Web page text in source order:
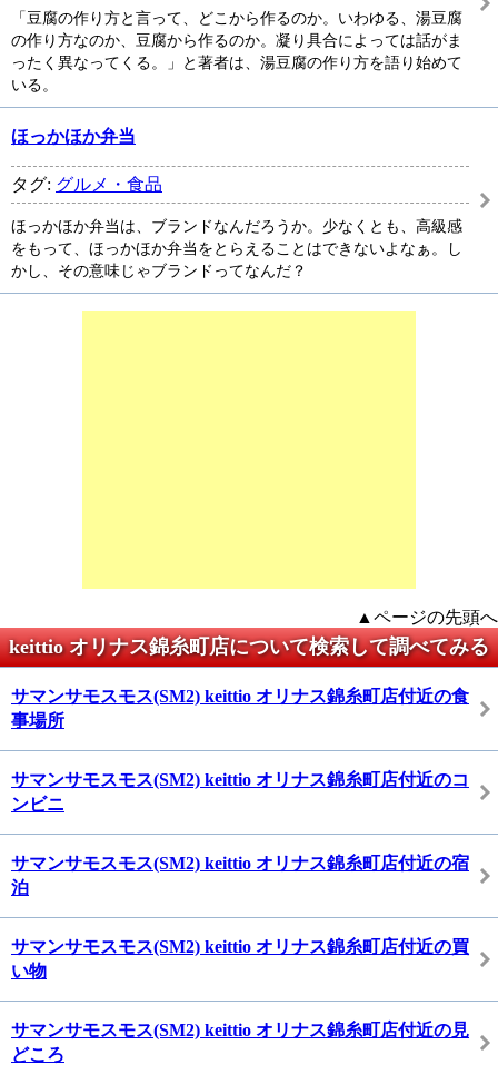
「豆腐の作り方と言って、どこから作るのか。いわゆる、湯豆腐
の作り方なのか、豆腐から作るのか。凝り具合によっては話がま
ったく異なってくる。」と著者は、湯豆腐の作り方を語り始めて
いる。
ほっかほか弁当
タグ: グルメ・食品
ほっかほか弁当は、ブランドなんだろうか。少なくとも、高級感
をもって、ほっかほか弁当をとらえることはできないよなぁ。し
かし、その意味じゃブランドってなんだ？
▲ページの先頭へ
keittio オリナス錦糸町店について検索して調べてみる
サマンサモスモス(SM2) keittio オリナス錦糸町店付近の食
事場所
サマンサモスモス(SM2) keittio オリナス錦糸町店付近のコ
ンビニ
サマンサモスモス(SM2) keittio オリナス錦糸町店付近の宿
泊
サマンサモスモス(SM2) keittio オリナス錦糸町店付近の買
い物
サマンサモスモス(SM2) keittio オリナス錦糸町店付近の見
どころ